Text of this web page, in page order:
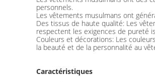
personnels.
Les vêtements musulmans ont
Des tissus de haute qualité: Les
respectent les exigences de pureté
Couleurs et décorations: Les
la beauté et de la personnalité au
Caractéristiques